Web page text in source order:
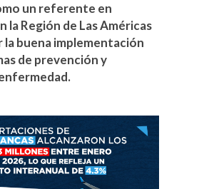
un referente en
la Región de Las Américas
la buena implementación
de prevención y